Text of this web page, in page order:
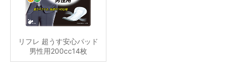
リフレ 超うす安心パッド
男性用200cc14枚